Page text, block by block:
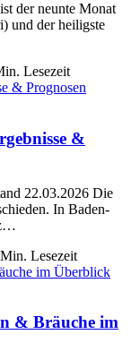
der neunte Monat
und der heiligste
Lesezeit
&
22.03.2026 Die
In Baden-
Lesezeit
& Bräuche im